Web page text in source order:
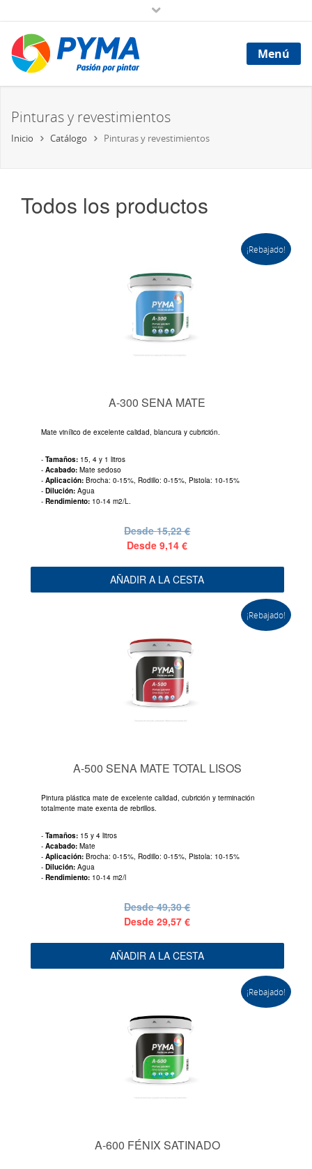
Menú
Pinturas y revestimientos
Inicio Catálogo Pinturas y revestimientos
Todos los productos
¡Rebajado!
A-300 SENA MATE
Mate vinílico de excelente calidad, blancura y cubrición.
- Tamaños: 15, 4 y 1 litros
- Acabado: Mate sedoso
- Aplicación: Brocha: 0-15%, Rodillo: 0-15%, Pistola: 10-15%
- Dilución: Agua
- Rendimiento: 10-14 m2/L.
Desde15,22 €
Desde9,14 €
AÑADIR A LA CESTA
¡Rebajado!
A-500 SENA MATE TOTAL LISOS
Pintura plástica mate de excelente calidad, cubrición y terminación
totalmente mate exenta de rebrillos.
- Tamaños: 15 y 4 litros
- Acabado: Mate
- Aplicación: Brocha: 0-15%, Rodillo: 0-15%, Pistola: 10-15%
- Dilución: Agua
- Rendimiento: 10-14 m2/l
Desde49,30 €
Desde29,57 €
AÑADIR A LA CESTA
¡Rebajado!
A-600 FÉNIX SATINADO